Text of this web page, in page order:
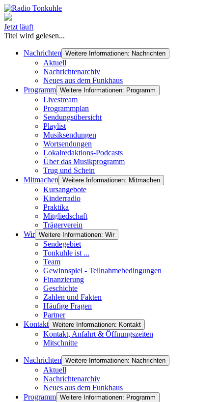
Jetzt läuft
Titel wird gelesen...
Nachrichten Weitere Informationen: Nachrichten
Aktuell
Nachrichtenarchiv
Neues aus dem Funkhaus
Programm Weitere Informationen: Programm
Livestream
Programmplan
Sendungsübersicht
Playlist
Musiksendungen
Wortsendungen
Lokalredaktions-Podcasts
Über das Musikprogramm
Trug und Schein
Mitmachen Weitere Informationen: Mitmachen
Kursangebote
Kinderradio
Praktika
Mitgliedschaft
Trägerverein
Wir Weitere Informationen: Wir
Sendegebiet
Tonkuhle ist ...
Team
Gewinnspiel - Teilnahmebedingungen
Finanzierung
Geschichte
Zahlen und Fakten
Häufige Fragen
Partner
Kontakt Weitere Informationen: Kontakt
Kontakt, Anfahrt & Öffnungszeiten
Mitschnitte
Nachrichten Weitere Informationen: Nachrichten
Aktuell
Nachrichtenarchiv
Neues aus dem Funkhaus
Programm Weitere Informationen: Programm